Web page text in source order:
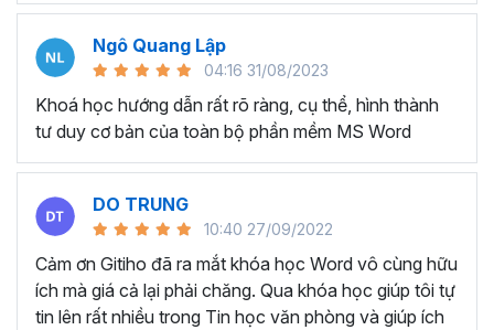
giúp đưa ra quyết định chính xác và thông minh.
Tạo mục lục và tài liệu hướng dẫn:
lục tự động và các tài liệu hướng dẫn như sách, báo cáo
dự án, hướng dẫn sử dụng.
Tạo và quản lý hợp đồng và văn bản pháp lý:
những người làm kế toán và hành chính nhân sự thường
các tài liệu liên quan trên Microsoft Word.
KHÓA HỌC TUYỆT ĐỈNH
WORD DÀNH CHO AI?
Ngô Quang Lập
04:16 31/08/2023
Khoá học hướng dẫn rất rõ ràng, cụ thể, hình thành
tư duy cơ bản của toàn bộ phần mềm MS Word
DO TRUNG
10:40 27/09/2022
Cảm ơn Gitiho đã ra mắt khóa học Word vô cùng hữu
ích mà giá cả lại phải chăng. Qua khóa học giúp tôi tự
tin lên rất nhiều trong Tin học văn phòng và giúp ích